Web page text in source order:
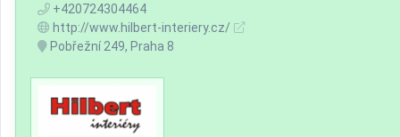
+420724304464
http://www.hilbert-interiery.cz/
Pobřežní 249, Praha 8